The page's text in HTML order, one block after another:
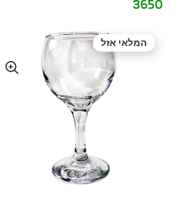
3650
המלאי אזל